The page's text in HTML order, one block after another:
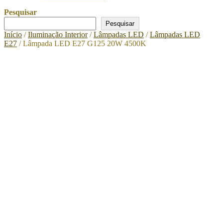
Pesquisar
Pesquisar
Início /Iluminação Interior/Lâmpadas LED /Lâmpadas LED
E27 / Lâmpada LED E27 G125 20W 4500K